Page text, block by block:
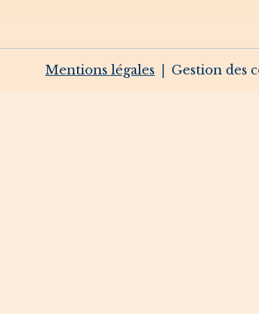
Mentions légales Gestion des